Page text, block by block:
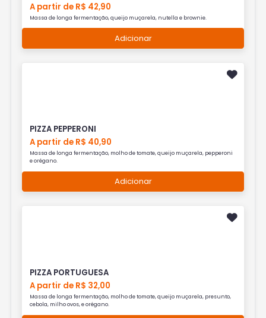
A partir de R$ 42,90
Massa de longa fermentação, queijo muçarela, nutella e brownie.
Adicionar
PIZZA PEPPERONI
A partir de R$ 40,90
Massa de longa fermentação, molho de tomate, queijo muçarela, pepperoni
e orégano.
Adicionar
PIZZA PORTUGUESA
A partir de R$ 32,00
Massa de longa fermentação, molho de tomate, queijo muçarela, presunto,
cebola, milho ovos, e orégano.